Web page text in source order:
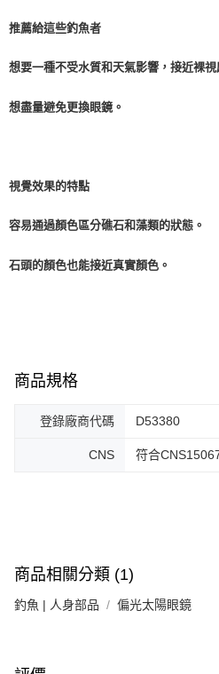
推薦給這些釣魚者
想要一種不受水質和天氣影響，接近裸視
想盡量避免更換眼鏡。
視覺效果的特點
容易通過顏色區分礁石和藻類的狀態。
石頭的顏色也能接近真實顏色。
商品規格
登錄廠商代碼 D53380
CNS 符合
商品相關分類 (1)
釣魚 | 人身部品 偏光太陽眼鏡